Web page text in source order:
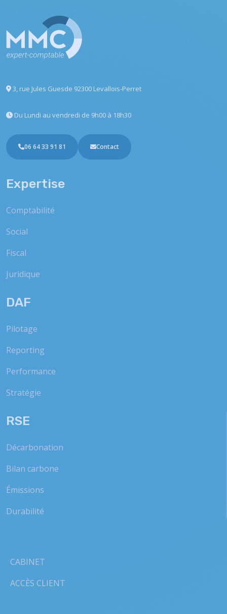
3, rue Jules Guesde 92300 Levallois-Perret
Du Lundi au vendredi de 9h00 à 18h30
06 64 33 91 81 Contact
Expertise
Comptabilité
Social
Fiscal
Juridique
DAF
Pilotage
Reporting
Performance
Stratégie
RSE
Décarbonation
Bilan carbone
Émissions
Durabilité
CABINET
ACCÈS CLIENT